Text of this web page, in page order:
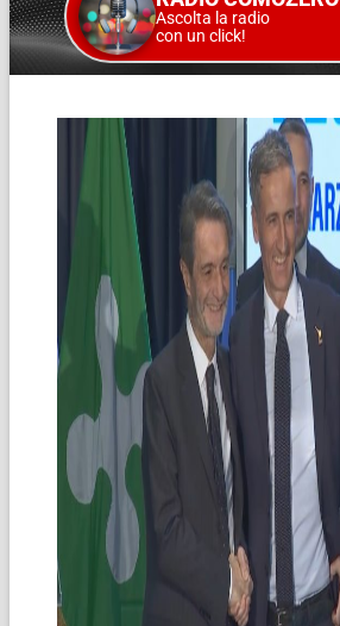
Ascolta la radio
con un click!